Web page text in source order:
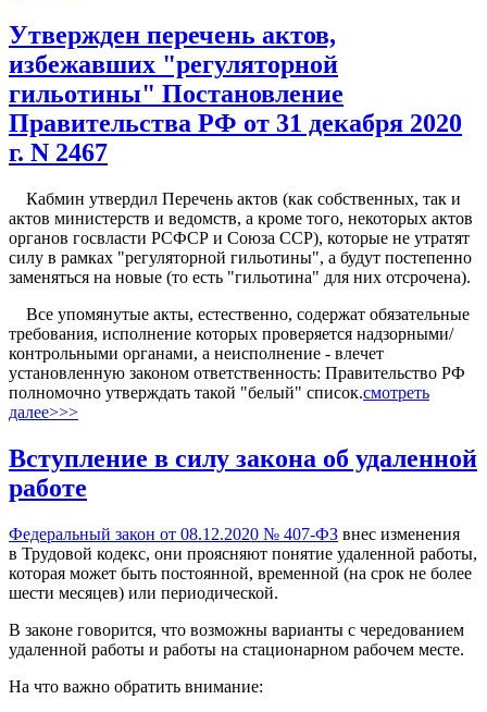
Утвержден перечень актов,
избежавших "регуляторной
гильотины" Постановление
Правительства РФ от 31 декабря 2020
г. N 2467
Кабмин утвердил Перечень актов (как собственных, так и
актов министерств и ведомств, а кроме того, некоторых актов
органов госвласти РСФСР и Союза ССР), которые не утратят
силу в рамках "регуляторной гильотины", а будут постепенно
заменяться на новые (то есть "гильотина" для них отсрочена).
Все упомянутые акты, естественно, содержат обязательные
требования, исполнение которых проверяется надзорными/
контрольными органами, а неисполнение - влечет
установленную законом ответственность: Правительство РФ
полномочно утверждать такой "белый" список.смотреть
далее>>>
Вступление в силу закона об удаленной
работе
Федеральный закон от 08.12.2020 № 407-ФЗ внес изменения
в Трудовой кодекс, они проясняют понятие удаленной работы,
которая может быть постоянной, временной (на срок не более
шести месяцев) или периодической.
В законе говорится, что возможны варианты с чередованием
удаленной работы и работы на стационарном рабочем месте.
На что важно обратить внимание: